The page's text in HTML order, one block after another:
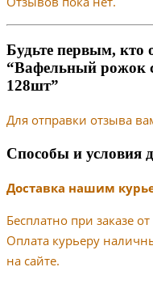
Будьте первым, кто
“Вафельный рожок
128шт”
Для отправки отзыва
Способы и условия
Доставка нашим
Бесплатно при заказе
Оплата курьеру
на сайте.